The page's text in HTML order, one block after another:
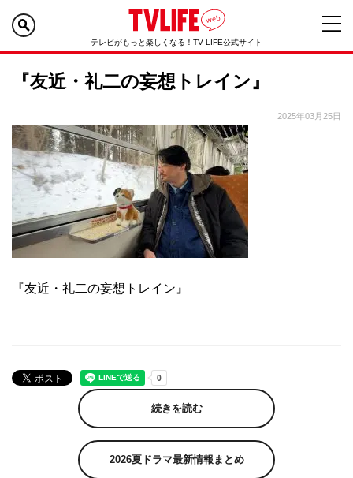
テレビがもっと楽しくなる！TV LIFE公式サイト
『友近・礼二の妄想トレイン』
2025年03月25日
『友近・礼二の妄想トレイン』
続きを読む
2026夏ドラマ最新情報まとめ